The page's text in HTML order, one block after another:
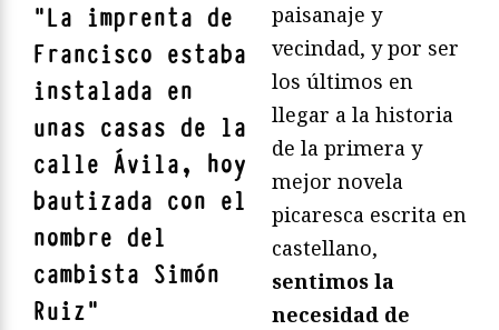
"La imprenta de
Francisco estaba
instalada en
unas casas de la
calle Ávila, hoy
bautizada con el
nombre del
cambista Simón
Ruiz"
paisanaje y
vecindad, y por ser
los últimos en
llegar a la historia
de la primera y
mejor novela
picaresca escrita en
castellano,
sentimos la
necesidad de